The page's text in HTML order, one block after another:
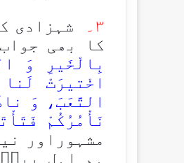
۳۔
شہزادی
کا بھی
بِالْخَیرِ وَ
اخْتیرَتْ
التَّعَبَ، وَ
نَأْمُرُكُمْ
مشہوراور
ہم اہل